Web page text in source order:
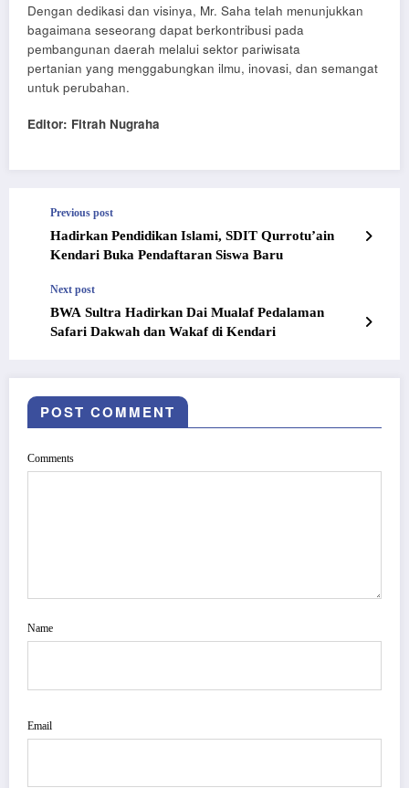
Dengan dedikasi dan visinya, Mr. Saha telah menunjukkan
bagaimana seseorang dapat berkontribusi pada
pembangunan daerah melalui sektor pariwisata
pertanian yang menggabungkan ilmu, inovasi, dan semangat
untuk perubahan.
Editor: Fitrah Nugraha
Previous post
Hadirkan Pendidikan Islami, SDIT Qurrotu’ain
Kendari Buka Pendaftaran Siswa Baru
Next post
BWA Sultra Hadirkan Dai Mualaf Pedalaman
Safari Dakwah dan Wakaf di Kendari
POST COMMENT
Comments
Name
Email